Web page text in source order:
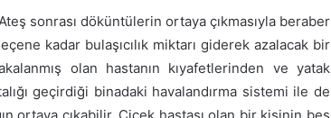
sonrası döküntülerin ortaya çıkmasıyla beraber
kadar bulaşıcılık miktarı giderek azalacak bir
olan hastanın kıyafetlerinden ve yatak
geçirdiği binadaki havalandırma sistemi ile de